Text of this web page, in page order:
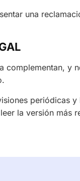
una
complementan, y
periódicas
la versión más